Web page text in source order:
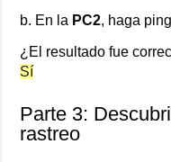
b. En la PC2, haga
¿El resultado fue
Sí
Parte 3:
rastreo